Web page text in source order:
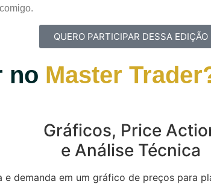
QUERO PARTICIPAR DESSA EDIÇÃO
no Master
Gráficos, Price
e Análise Técnica
demanda em um gráfico de preços para